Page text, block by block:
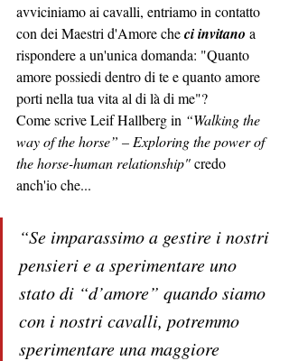
avviciniamo ai cavalli, entriamo in contatto
con dei Maestri d'Amore che ci invitano a
rispondere a un'unica domanda: "Quanto
amore possiedi dentro di te e quanto amore
porti nella tua vita al di là di me"?
Come scrive Leif Hallberg in “Walking the
way of the horse” – Exploring the power of
the horse-human relationship" credo
anch'io che...
“Se imparassimo a gestire i nostri
pensieri e a sperimentare uno
stato di “d’amore” quando siamo
con i nostri cavalli, potremmo
sperimentare una maggiore